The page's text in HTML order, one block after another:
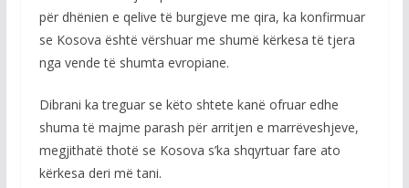
për dhënien e qelive të burgjeve me qira, ka konfirmuar
se Kosova është vërshuar me shumë kërkesa të tjera
nga vende të shumta evropiane.
Dibrani ka treguar se këto shtete kanë ofruar edhe
shuma të majme parash për arritjen e marrëveshjeve,
megjithatë thotë se Kosova s’ka shqyrtuar fare ato
kërkesa deri më tani.